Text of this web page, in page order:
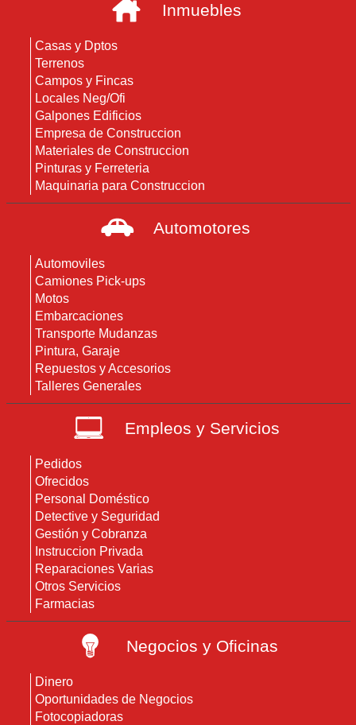
Inmuebles
Casas y Dptos
Terrenos
Campos y Fincas
Locales Neg/Ofi
Galpones Edificios
Empresa de Construccion
Materiales de Construccion
Pinturas y Ferreteria
Maquinaria para Construccion
Automotores
Automoviles
Camiones Pick-ups
Motos
Embarcaciones
Transporte Mudanzas
Pintura, Garaje
Repuestos y Accesorios
Talleres Generales
Empleos y Servicios
Pedidos
Ofrecidos
Personal Doméstico
Detective y Seguridad
Gestión y Cobranza
Instruccion Privada
Reparaciones Varias
Otros Servicios
Farmacias
Negocios y Oficinas
Dinero
Oportunidades de Negocios
Fotocopiadoras